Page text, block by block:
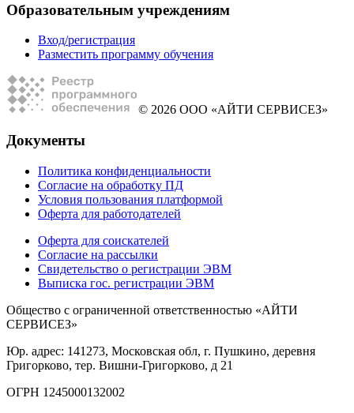
Образовательным учреждениям
Вход/регистрация
Разместить программу обучения
© 2026 ООО «АЙТИ СЕРВИСЕЗ»
Документы
Политика конфиденциальности
Согласие на обработку ПД
Условия пользования платформой
Оферта для работодателей
Оферта для соискателей
Согласие на рассылки
Свидетельство о регистрации ЭВМ
Выписка гос. регистрации ЭВМ
Общество с ограниченной ответственностью «АЙТИ
СЕРВИСЕЗ»
Юр. адрес: 141273, Московская обл, г. Пушкино, деревня
Григорково, тер. Вишни-Григорково, д 21
ОГРН 1245000132002